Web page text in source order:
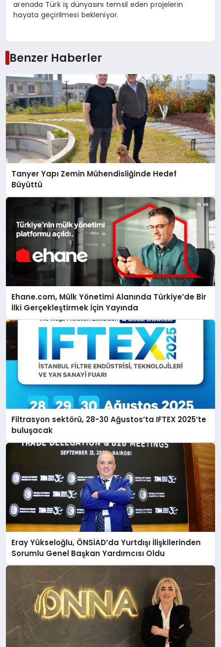
arenada Türk iş dünyasını temsil eden projelerin
hayata geçirilmesi bekleniyor.
Benzer Haberler
Tanyer Yapı Zemin Mühendisliğinde Hedef
Büyüttü
Ehane.com, Mülk Yönetimi Alanında Türkiye’de Bir
İlki Gerçekleştirmek İçin Yayında
Filtrasyon sektörü, 28-30 Ağustos’ta IFTEX 2025’te
buluşacak
Eray Yükseloğlu, ÖNSİAD’da Yurtdışı İlişkilerinden
Sorumlu Genel Başkan Yardımcısı Oldu